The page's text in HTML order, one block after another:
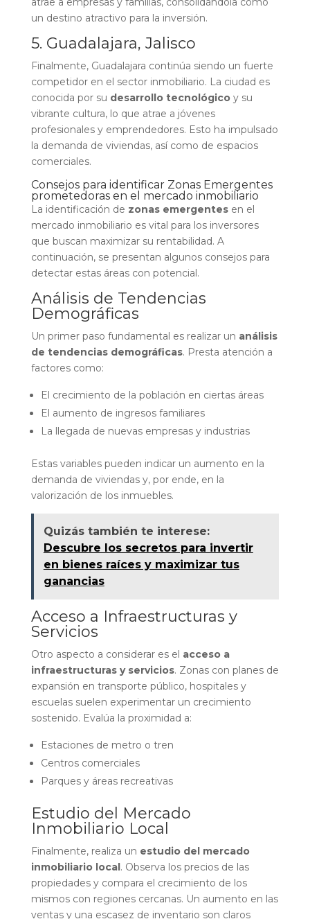
un destino atractivo para la inversión.
5. Guadalajara, Jalisco
Finalmente, Guadalajara continúa siendo un fuerte
competidor en el sector inmobiliario. La ciudad es
conocida por su desarrollo tecnológicoy su
vibrante cultura, lo que atrae a jóvenes
profesionales y emprendedores. Esto ha impulsado
la demanda de viviendas, así como de espacios
comerciales.
Consejos para identificar Zonas Emergentes
prometedoras en el mercado inmobiliario
La identificación de zonas emergentesen el
mercado inmobiliario es vital para los inversores
que buscan maximizar su rentabilidad. A
continuación, se presentan algunos consejos para
detectar estas áreas con potencial.
Análisis de Tendencias
Demográficas
Un primer paso fundamental es realizar un análisis
de tendencias demográficas. Presta atención a
factores como:
El crecimiento de la población en ciertas áreas
El aumento de ingresos familiares
La llegada de nuevas empresas y industrias
Estas variables pueden indicar un aumento en la
demanda de viviendas y, por ende, en la
valorización de los inmuebles.
Quizás también te interese:
Descubre los secretos para invertir
en bienes raíces y maximizar tus
ganancias
Acceso a Infraestructuras y
Servicios
Otro aspecto a considerar es el acceso a
infraestructuras y servicios. Zonas con planes de
expansión en transporte público, hospitales y
escuelas suelen experimentar un crecimiento
sostenido. Evalúa la proximidad a:
Estaciones de metro o tren
Centros comerciales
Parques y áreas recreativas
Estudio del Mercado
Inmobiliario Local
Finalmente, realiza un estudio del mercado
inmobiliario local . Observa los precios de las
propiedades y compara el crecimiento de los
mismos con regiones cercanas. Un aumento en las
ventas y una escasez de inventario son claros